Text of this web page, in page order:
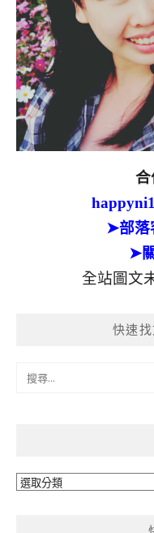
合
➤部落
➤
全站圖文
快速
分